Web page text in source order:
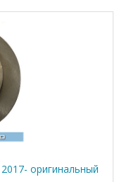
оригинальный